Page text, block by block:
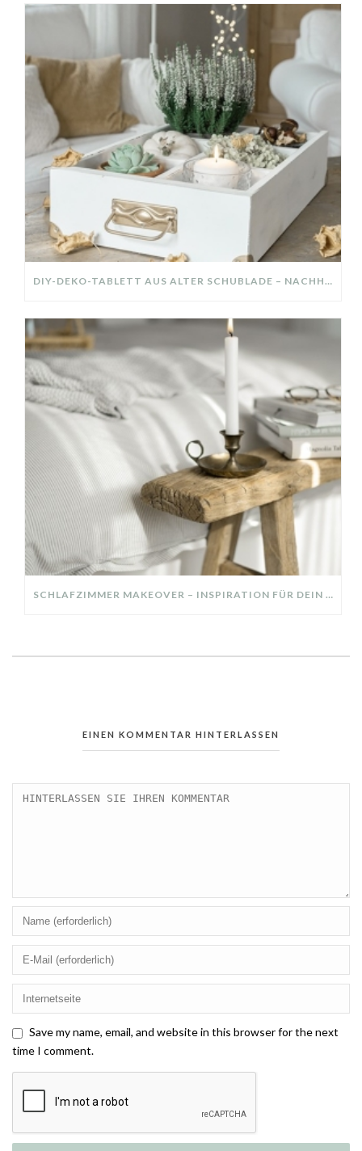
DIY-DEKO-TABLETT AUS ALTER SCHUBLADE – NACHHALTIGE HERBSTDEKO SELBER MACHEN!
SCHLAFZIMMER MAKEOVER – INSPIRATION FÜR DEIN SCHLAFZIMMER: AUS ALT MACH NEU – HELL, GEMÜTLICH UND EINLADEND
EINEN KOMMENTAR HINTERLASSEN
Save my name, email, and website in this browser for the next
time I comment.